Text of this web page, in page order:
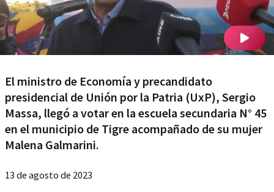
El ministro de Economía y precandidato
presidencial de Unión por la Patria (UxP), Sergio
Massa, llegó a votar en la escuela secundaria N° 45
en el municipio de Tigre acompañado de su mujer
Malena Galmarini.
13 de agosto de 2023